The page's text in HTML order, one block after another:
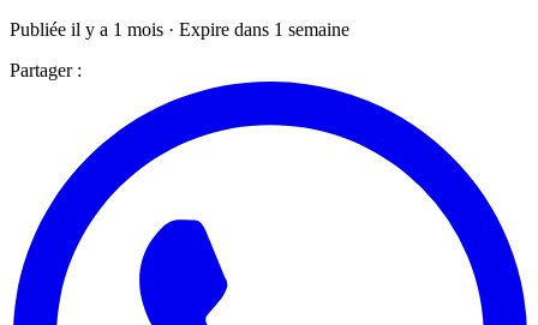
Publiée il y a 1 mois · Expire dans 1 semaine
Partager :